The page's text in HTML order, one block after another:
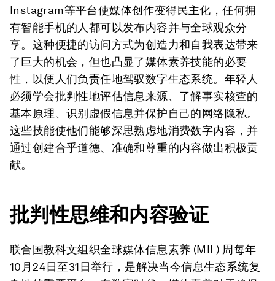
Instagram等平台使媒体创作变得民主化，任何拥
有智能手机的人都可以发布内容并与全球观众分
享。这种便捷的访问方式为创造力和自我表达带来
了巨大的机会，但也凸显了媒体素养技能的必要
性，以便人们负责任地驾驭数字生态系统。年轻人
必须学会批判性地评估信息来源、了解事实核查的
基本原理、识别虚假信息并保护自己的网络隐私。
这些技能使他们能够深思熟虑地消费数字内容，并
通过创建合乎道德、准确和尊重的内容做出积极贡
献。
批判性思维和内容验证
联合国教科文组织全球媒体信息素养 (MIL) 周每年
10月24日至31日举行，是解决当今信息生态系统复